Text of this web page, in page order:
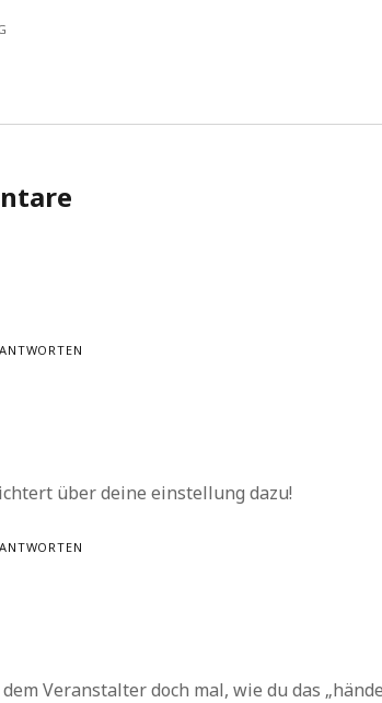
ANTWORTEN
über deine einstellung dazu!
ANTWORTEN
Veranstalter doch mal, wie du das